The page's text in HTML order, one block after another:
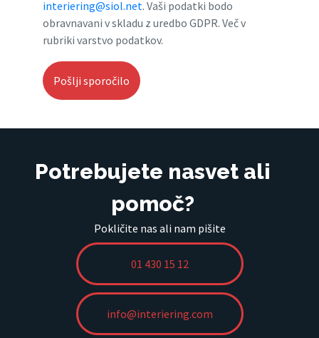
interiering@siol.net. Vaši podatki bodo
obravnavani v skladu z uredbo GDPR. Več v
rubriki varstvo podatkov.
Potrebujete nasvet ali
pomoč?
Pokličite nas ali nam pišite
01 430 15 12
info@interiering.com